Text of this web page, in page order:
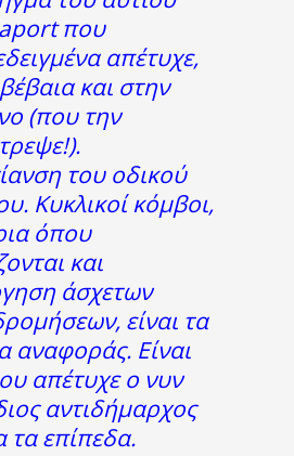
που
απέτυχε,
και στην
(που την
του οδικού
Κυκλικοί κόμβοι,
όπου
και
άσχετων
είναι τα
αναφοράς. Είναι
απέτυχε ο νυν
αντιδήμαρχος
τα επίπεδα.